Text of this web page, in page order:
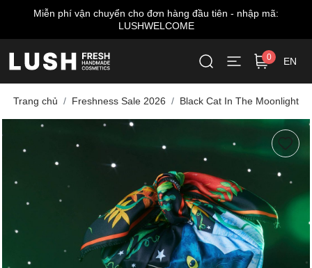
Miễn phí vận chuyển cho đơn hàng đầu tiên - nhập mã:
LUSHWELCOME
0 EN
Trang chủ Freshness Sale 2026 Black Cat In The Moonlight